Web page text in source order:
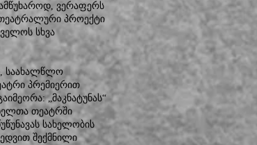
ვერაფერს
თეატრალური პროექტი
სხვა
საახალწლო
პრემიერით
„მაკნატუნას“
თეატრში
სახელობის
შექმნილი